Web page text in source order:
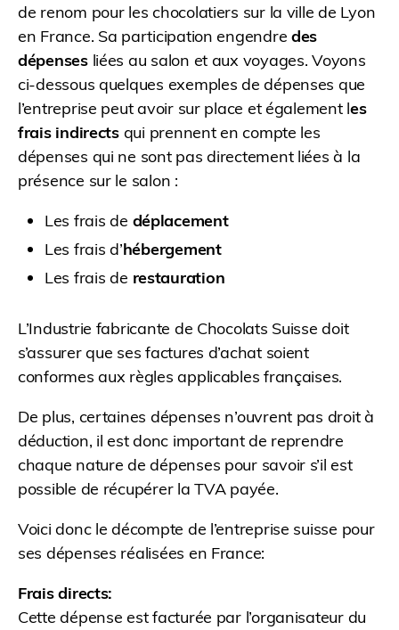
de renom pour les chocolatiers sur la ville de Lyon
en France. Sa participation engendredes
dépensesliées au salon et aux voyages. Voyons
ci-dessous quelques exemples de dépenses que
l’entreprise peut avoir sur place et également les
frais indirectsqui prennent en compte les
dépenses qui ne sont pas directement liées à la
présence sur le salon :
Les frais de déplacement
Les frais d’hébergement
Les frais de restauration
L’Industrie fabricante de Chocolats Suisse doit
s’assurer que ses factures d’achat soient
conformes aux règles applicables françaises.
De plus, certaines dépenses n’ouvrent pas droit à
déduction, il est donc important de reprendre
chaque nature de dépenses pour savoir s’il est
possible de récupérer la TVA payée.
Voici donc le décompte de l’entreprise suisse pour
ses dépenses réalisées en France:
Frais directs:
Cette dépense est facturée par l’organisateur du